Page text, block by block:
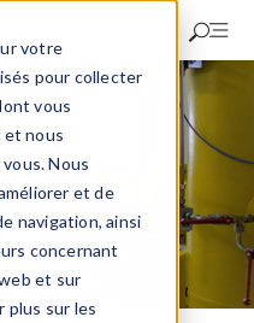
votre
pour collecter
vous
et nous
Nous
et de
navigation, ainsi
concernant
et sur
plus sur les